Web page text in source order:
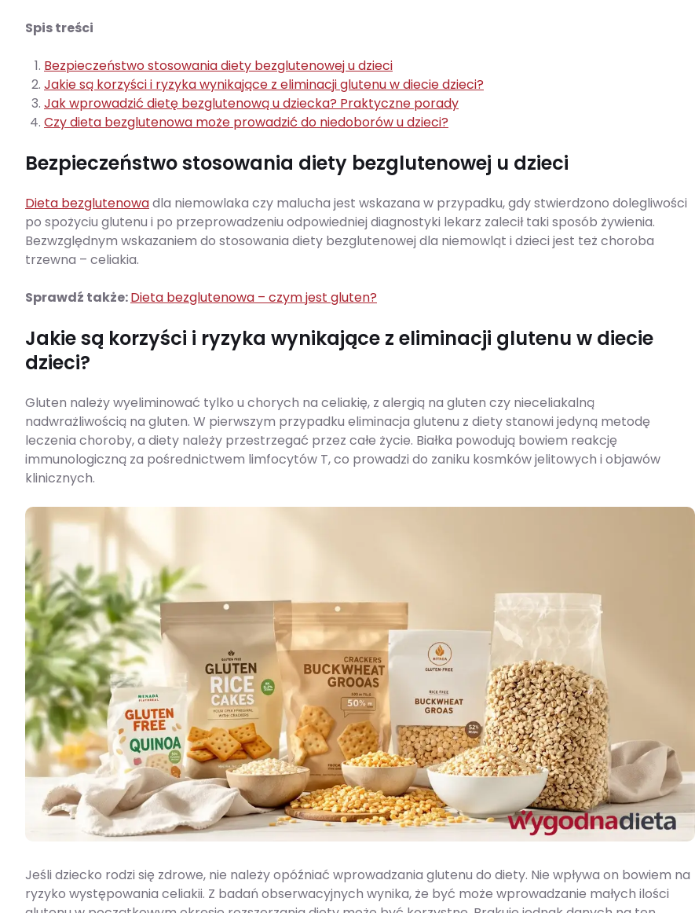
Spis treści
Bezpieczeństwo stosowania diety bezglutenowej u dzieci
Jakie są korzyści i ryzyka wynikające z eliminacji glutenu w diecie dzieci?
Jak wprowadzić dietę bezglutenową u dziecka? Praktyczne porady
Czy dieta bezglutenowa może prowadzić do niedoborów u dzieci?
Bezpieczeństwo stosowania diety bezglutenowej u dzieci
Dieta bezglutenowadla niemowlaka czy malucha jest wskazana w przypadku, gdy stwierdzono dolegliwości
po spożyciu glutenu i po przeprowadzeniu odpowiedniej diagnostyki lekarz zalecił taki sposób żywienia.
Bezwzględnym wskazaniem do stosowania diety bezglutenowej dla niemowląt i dzieci jest też choroba
trzewna – celiakia.
Sprawdź także:Dieta bezglutenowa – czym jest gluten?
Jakie są korzyści i ryzyka wynikające z eliminacji glutenu w diecie
dzieci?
Gluten należy wyeliminować tylko u chorych na celiakię, z alergią na gluten czy nieceliakalną
nadwrażliwością na gluten. W pierwszym przypadku eliminacja glutenu z diety stanowi jedyną metodę
leczenia choroby, a diety należy przestrzegać przez całe życie. Białka powodują bowiem reakcję
immunologiczną za pośrednictwem limfocytów T, co prowadzi do zaniku kosmków jelitowych i objawów
klinicznych.
Jeśli dziecko rodzi się zdrowe, nie należy opóźniać wprowadzania glutenu do diety. Nie wpływa on bowiem na
ryzyko występowania celiakii. Z badań obserwacyjnych wynika, że być może wprowadzanie małych ilości